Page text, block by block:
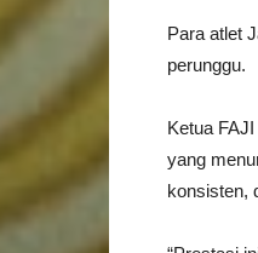
Para atlet
perunggu.
Ketua
yang
konsisten,